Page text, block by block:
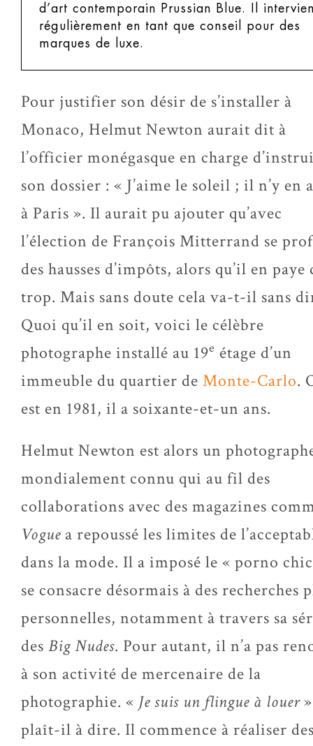
d’art contemporain Prussian Blue. Il
régulièrement en tant que conseil pour des
marques de luxe.
Pour justifier son désir de s’installer à
Monaco, Helmut Newton aurait dit à
l’officier monégasque en charge
son dossier : « J’aime le soleil ; il n’y en
à Paris ». Il aurait pu ajouter qu’avec
l’élection de François Mitterrand se
des hausses d’impôts, alors qu’il en paye
trop. Mais sans doute cela va-t-il sans
Quoi qu’il en soit, voici le célèbre
photographe installé au 19e étage d’un
immeuble du quartier de Monte-Carlo.
est en 1981, il a soixante-et-un ans.
Helmut Newton est alors un
mondialement connu qui au fil des
collaborations avec des magazines
Vogue a repoussé les limites de
dans la mode. Il a imposé le « porno
se consacre désormais à des recherches
personnelles, notamment à travers sa
des Big Nudes. Pour autant, il n’a pas
à son activité de mercenaire de la
photographie. « Je suis un flingue à louer
plaît-il à dire. Il commence à réaliser